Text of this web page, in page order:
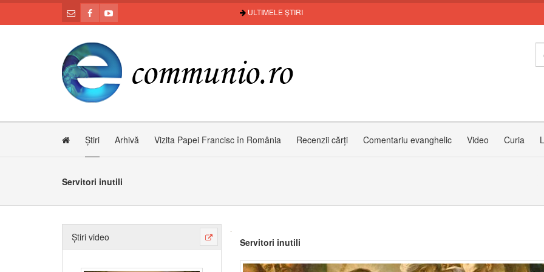
ULTIMELE ȘTIRI
Știri Arhivă Vizita Papei Francisc în România Recenzii cărți Comentariu evanghelic Video Curia
Servitori inutili
Știri video Servitori inutili